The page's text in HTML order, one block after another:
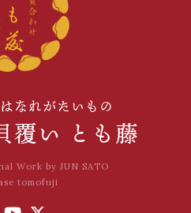
なれがたいもの
覆い とも藤
Work by JUN SATO
tomofuji